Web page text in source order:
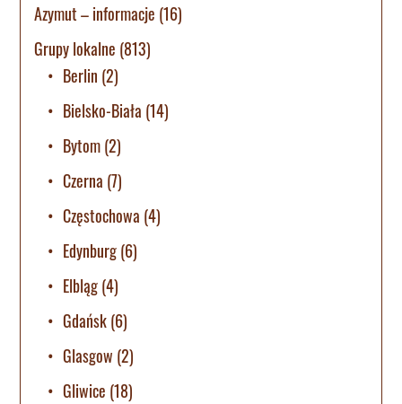
Azymut – informacje (16)
Grupy lokalne (813)
Berlin (2)
Bielsko-Biała (14)
Bytom(2)
Czerna (7)
Częstochowa (4)
Edynburg(6)
Elbląg(4)
Gdańsk(6)
Glasgow (2)
Gliwice (18)